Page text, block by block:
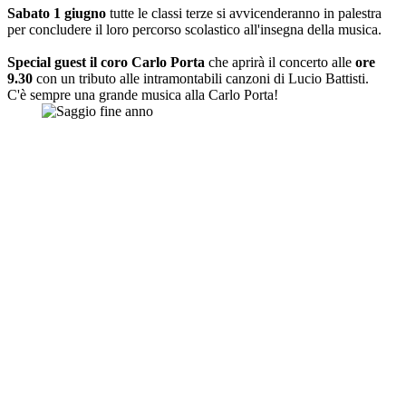
Sabato 1 giugno tutte le classi terze si avvicenderanno in palestra
per concludere il loro percorso scolastico all'insegna della musica.
Special guest il coro Carlo Porta che aprirà il concerto alle ore
9.30 con un tributo alle intramontabili canzoni di Lucio Battisti.
C'è sempre una grande musica alla Carlo Porta!